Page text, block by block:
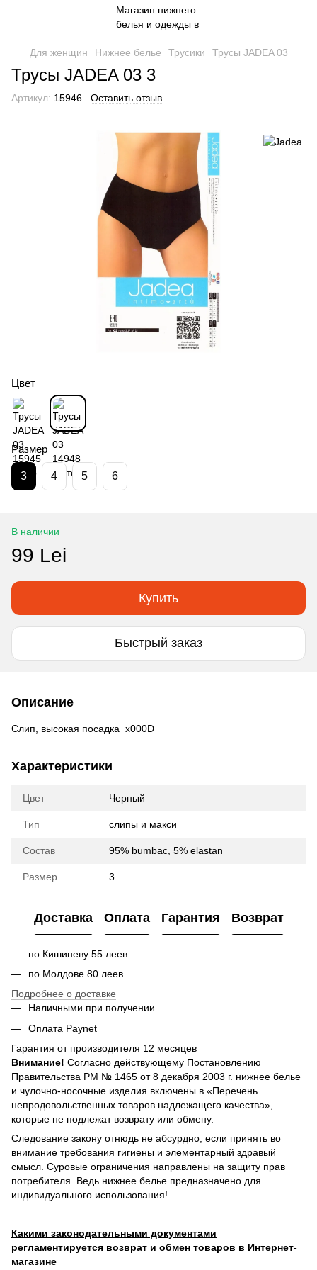
Для женщин Нижнее белье Трусики Трусы JADEA 03
Трусы JADEA 03 3
Артикул: 15946 Оставить отзыв
Цвет
Размер
3 4 5 6
В наличии
99 Lei
Купить
Быстрый заказ
Описание
Слип, высокая посадка_x000D_
Характеристики
Цвет Черный
Тип слипы и макси
Состав 95% bumbac, 5% elastan
Размер 3
Доставка Оплата Гарантия Возврат
по Кишиневу 55 леев
по Молдове 80 леев
Подробнее о доставке
Наличными при получении
Оплата Paynet
Гарантия от производителя 12 месяцев
Внимание! Согласно действующему Постановлению
Правительства РМ № 1465 от 8 декабря 2003 г. нижнее белье
и чулочно-носочные изделия включены в «Перечень
непродовольственных товаров надлежащего качества»,
которые не подлежат возврату или обмену.
Следование закону отнюдь не абсурдно, если принять во
внимание требования гигиены и элементарный здравый
смысл. Суровые ограничения направлены на защиту прав
потребителя. Ведь нижнее белье предназначено для
индивидуального использования!
Какими законодательными документами
регламентируется возврат и обмен товаров в Интернет-
магазине